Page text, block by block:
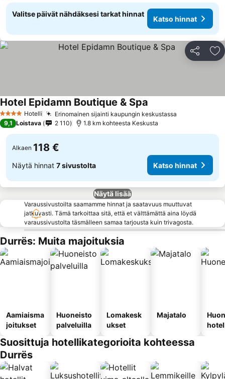
Valitse päivät nähdäksesi tarkat hinnat
Katso hinnat
Jaa
4 Tähtiluokitus
Hotelli Erinomainen sijainti kaupungin keskustassa
Hotel Epidamn Boutique & Spa
9,1 Loistava 2 110 1.8 km kohteesta Keskusta
Alkaen 118 €
Näytä hinnat 7 sivustolta Katso hinnat
Näytä lisää
Varaussivustoilta saamamme hinnat ja saatavuus muuttuvat
jatkuvasti. Tämä tarkoittaa sitä, että et välttämättä aina löydä
varaussivustolta täsmälleen samaa tarjousta kuin trivagosta.
Durrës: Muita majoituksia
Aamiaisma
joitukset
Huoneisto
palveluilla
Lomakesk
ukset
Majatalo
Suosittuja hotellikategorioita kohteessa
Durrës